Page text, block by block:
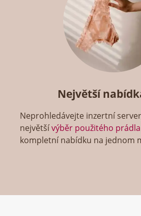
Největší
Neprohledávejte inzertní
největšívýběr použitého prádla
kompletní nabídku na jednom